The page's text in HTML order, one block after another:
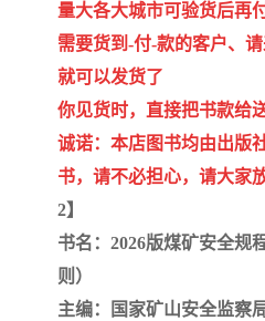
量大各大城市可验货后再
需要货到-付-款的客户、
就可以发货了
你见货时，直接把书款给
诚诺：本店图书均由出版
书，请不必担心，请大家
2】
书名：2026版煤矿安全规
则）
主编：国家矿山安全监察
广西建筑安装工程预算定
*考军校教材
海南省建设工程预算定额
电力工程预算概算定额
江苏省建设工程计价定额
四川省清单定额